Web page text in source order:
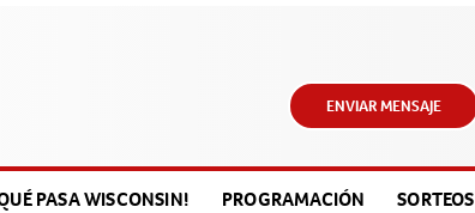
ENVIAR MENSAJE
PASA WISCONSIN! PROGRAMACIÓN SORTEOS